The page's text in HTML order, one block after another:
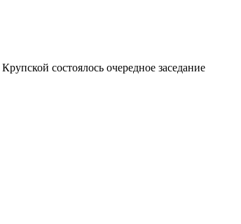
состоялось очередное заседание